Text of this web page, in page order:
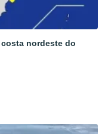
nordeste do